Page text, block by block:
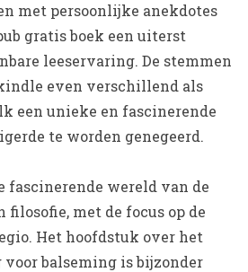
met persoonlijke anekdotes
gratis boek een uiterst
leeservaring. De stemmen
even verschillend als
een unieke en fascinerende
te worden genegeerd.
fascinerende wereld van de
filosofie, met de focus op de
Het hoofdstuk over het
balseming is bijzonder